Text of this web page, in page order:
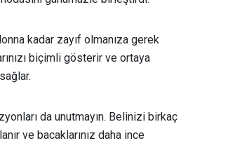
kadar zayıf olmanıza gerek
biçimli gösterir ve ortaya
da unutmayın. Belinizi birkaç
ve bacaklarınız daha ince